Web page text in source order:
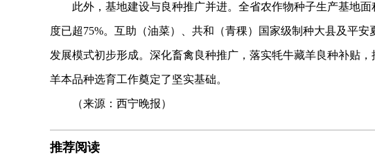
此外，基地建设与良种推广并进。全省农作物种子生产基地面
度已超75%。互助（油菜）、共和（青稞）国家级制种大县及平
发展模式初步形成。深化畜禽良种推广，落实牦牛藏羊良种补贴
羊本品种选育工作奠定了坚实基础。
（来源：西宁晚报）
推荐阅读